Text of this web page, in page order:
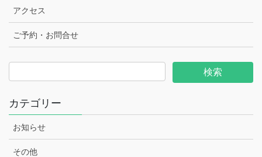
アクセス
ご予約・お問合せ
カテゴリー
お知らせ
その他